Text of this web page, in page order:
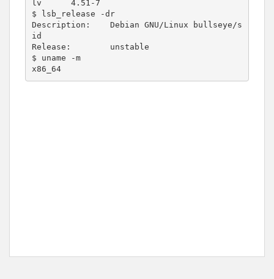
lv      4.51-7
$ lsb_release -dr
Description:    Debian GNU/Linux bullseye/s
id
Release:        unstable
$ uname -m
x86_64